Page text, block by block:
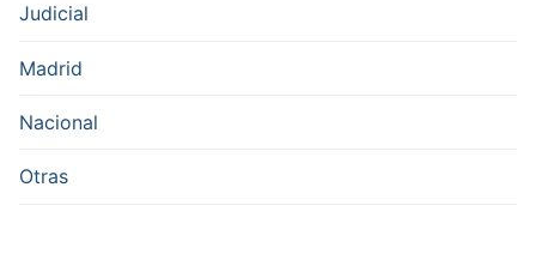
Judicial
Madrid
Nacional
Otras